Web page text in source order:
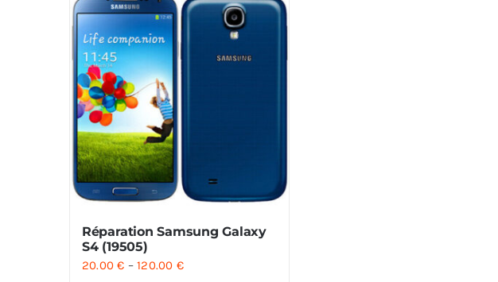
Réparation Samsung Galaxy
S4 (19505)
20.00€ –120.00 €